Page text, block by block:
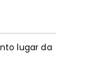
lugar da